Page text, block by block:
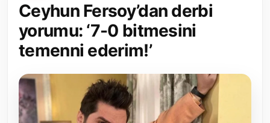
Yerel Yönetimler
Mülki İdare
Toplum ve Yaşam
Sivil Toplum Kuruluşları
Ceyhun Fersoy’dan derbi
yorumu: ‘7-0 bitmesini
temenni ederim!’